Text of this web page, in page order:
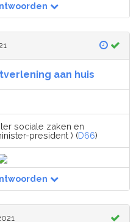
aan huis
sociale zaken en
president ) (D66)